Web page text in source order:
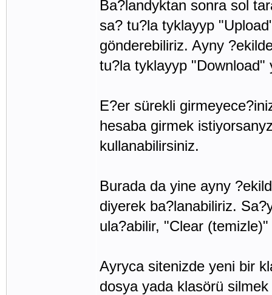
Ba?landyktan sonra sol
sa? tu?la tyklayyp
gönderebiliriz. Ayny
tu?la tyklayyp "Download"
E?er sürekli
hesaba girmek
kullanabilirsiniz.
Burada da yine ayny
diyerek ba?lanabiliriz.
ula?abilir, "Clear
Ayryca sitenizde yeni bir
dosya yada klasörü